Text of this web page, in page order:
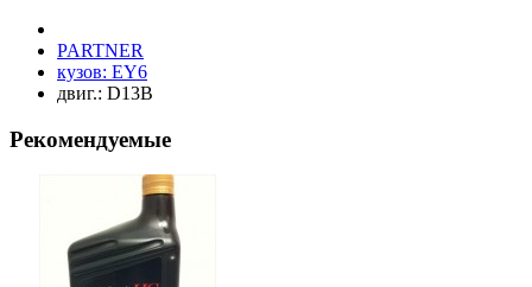
PARTNER
кузов: EY6
двиг.: D13B
Рекомендуемые